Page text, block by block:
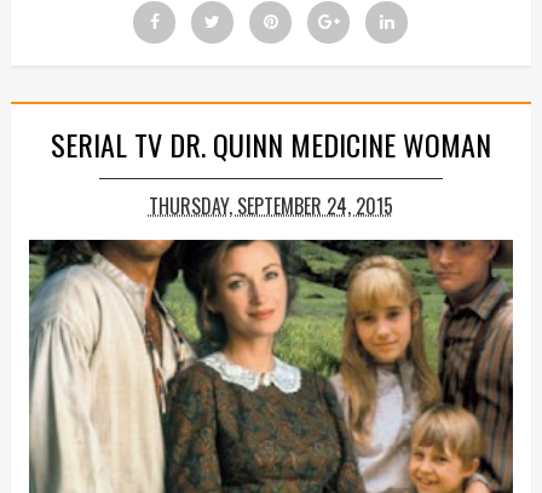
SERIAL TV DR. QUINN MEDICINE WOMAN
THURSDAY, SEPTEMBER 24, 2015